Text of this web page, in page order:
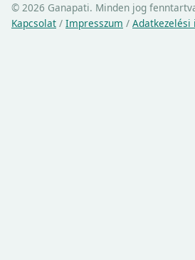
© 2026 Ganapati. Minden jog
Kapcsolat / Impresszum / Adatkezelési